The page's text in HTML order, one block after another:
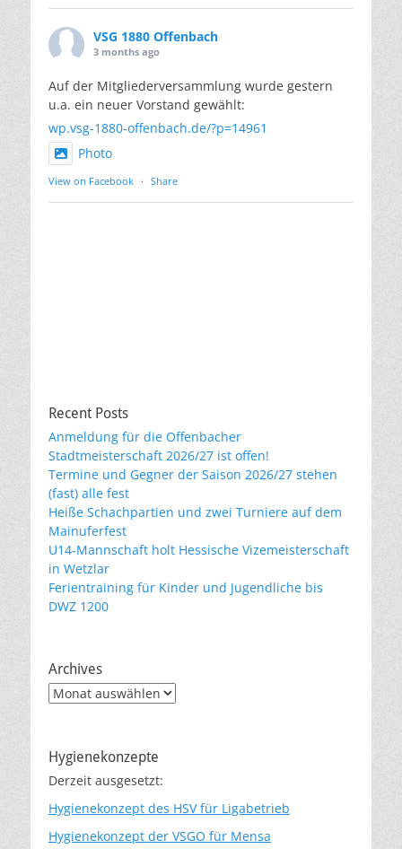
VSG 1880 Offenbach
3 months ago
Auf der Mitgliederversammlung wurde gestern
u.a. ein neuer Vorstand gewählt:
wp.vsg-1880-offenbach.de/?p=14961
Photo
View on Facebook · Share
Recent Posts
Anmeldung für die Offenbacher
Stadtmeisterschaft 2026/27 ist offen!
Termine und Gegner der Saison 2026/27 stehen
(fast) alle fest
Heiße Schachpartien und zwei Turniere auf dem
Mainuferfest
U14-Mannschaft holt Hessische Vizemeisterschaft
in Wetzlar
Ferientraining für Kinder und Jugendliche bis
DWZ 1200
Archives
Archives
Hygienekonzepte
Derzeit ausgesetzt:
Hygienekonzept des HSV für Ligabetrieb
Hygienekonzept der VSGO für Mensa